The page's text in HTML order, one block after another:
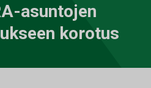
asuntojen
korotus